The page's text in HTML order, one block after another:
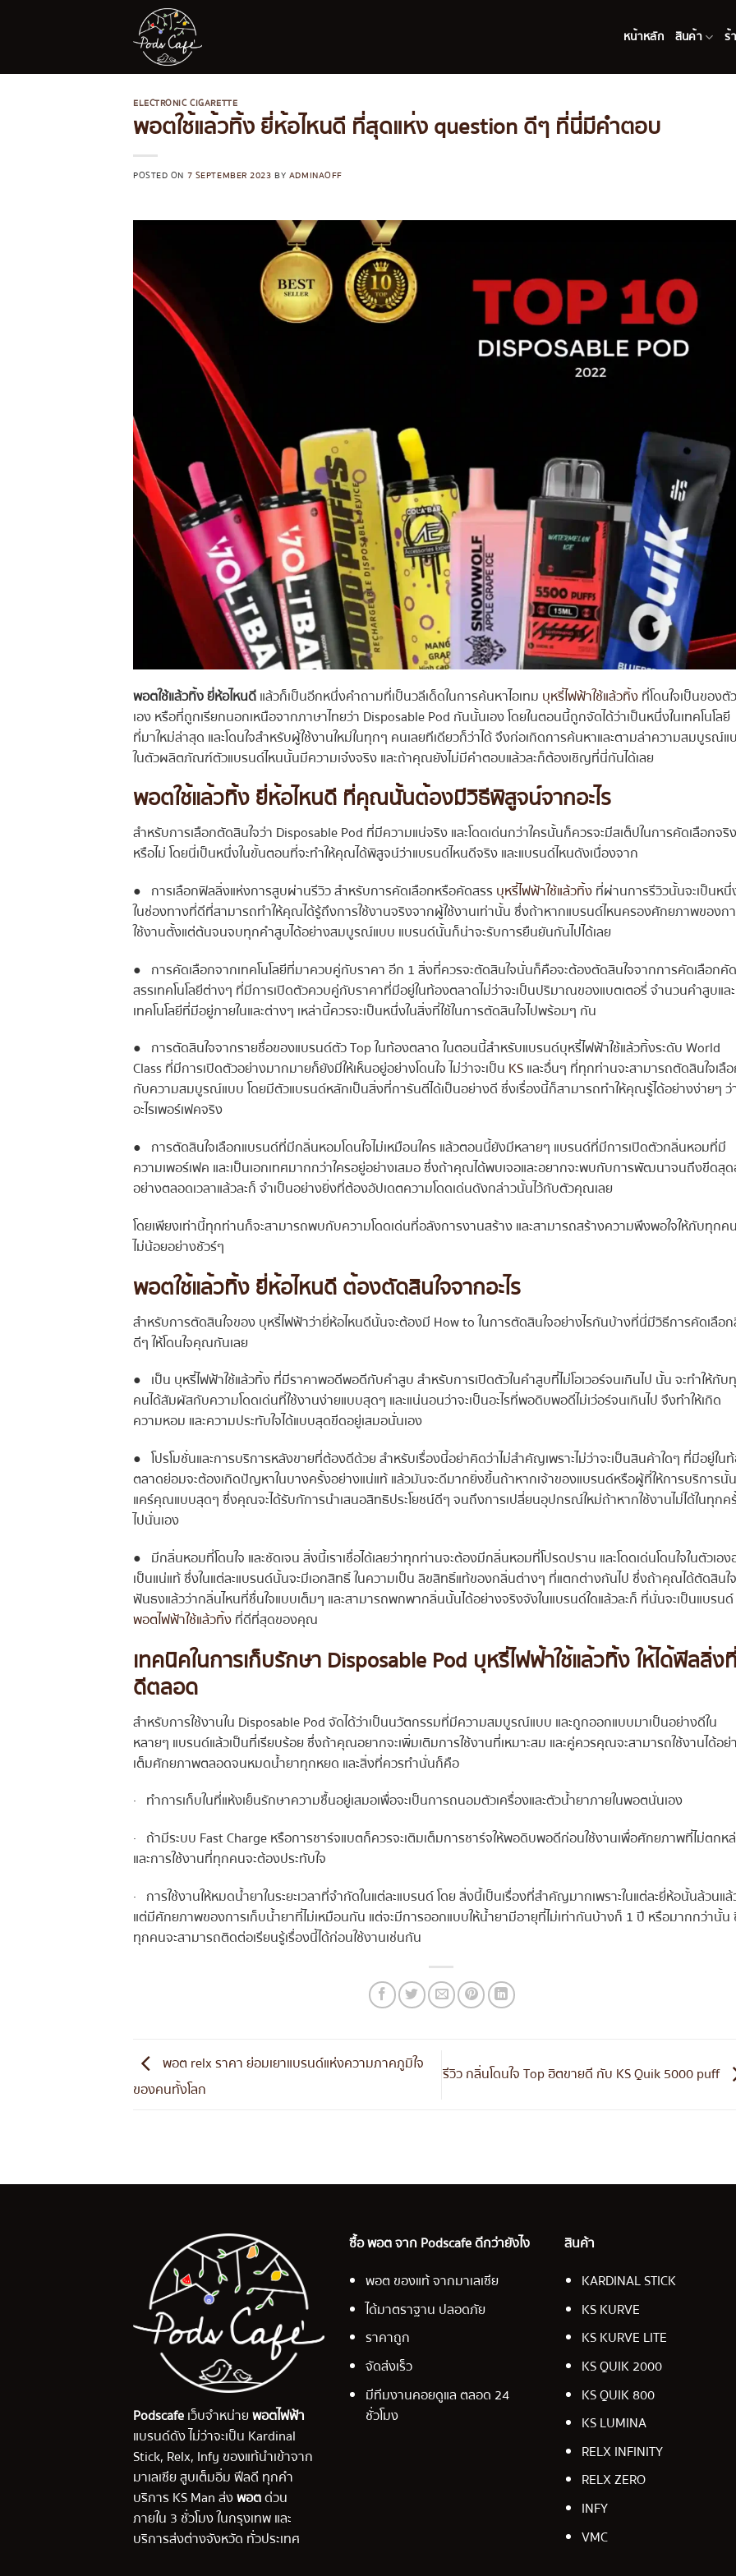
หน้าหลัก สินค้า ร้
ELECTRONIC CIGARETTE
พอตใช้แล้วทิ้ง ยี่ห้อไหนดี ที่สุดแห่ง question ดีๆ ที่นี่มีคำตอบ
POSTED ON 7 SEPTEMBER 2023 BY ADMINAOFF
พอตใช้แล้วทิ้ง ยี่ห้อไหนดีแล้วก็เป็นอีกหนึ่งคำถามที่เป็นวลีเด็ดในการค้นหาไอเทม บุหรี่ไฟฟ้าใช้แล้วทิ้งที่โดนใจเป็นของตัว
เอง หรือที่ถูกเรียกนอกเหนือจากภาษาไทยว่า Disposable Pod กันนั้นเอง โดยในตอนนี้ถูกจัดได้ว่าเป็นหนึ่งในเทคโนโลยี
ที่มาใหม่ล่าสุด และโดนใจสำหรับผู้ใช้งานใหม่ในทุกๆ คนเลยทีเดียวก็ว่าได้ จึงก่อเกิดการค้นหาและตามล่าความสมบูรณ์แ
ในตัวผลิตภัณฑ์ตัวแบรนด์ไหนนั้นมีความเจ๋งจริง และถ้าคุณยังไม่มีคำตอบแล้วละก็ต้องเชิญที่นี่กันได้เลย
พอตใช้แล้วทิ้ง ยี่ห้อไหนดี ที่คุณนั้นต้องมีวิธีพิสูจน์จากอะไร
สำหรับการเลือกตัดสินใจว่า Disposable Pod ที่มีความแน่จริง และโดดเด่นกว่าใครนั้นก็ควรจะมีสเต็ปในการคัดเลือกจริง
หรือไม่ โดยนี่เป็นหนึ่งในขั้นตอนที่จะทำให้คุณได้พิสูจน์ว่าแบรนด์ไหนดีจริง และแบรนด์ไหนดังเนื่องจาก
● การเลือกฟิลลิ่งแห่งการสูบผ่านรีวิว สำหรับการคัดเลือกหรือคัดสรร บุหรี่ไฟฟ้าใช้แล้วทิ้งที่ผ่านการรีวิวนั้นจะเป็นหนึ่
ในช่องทางที่ดีที่สามารถทำให้คุณได้รู้ถึงการใช้งานจริงจากผู้ใช้งานเท่านั้น ซึ่งถ้าหากแบรนด์ไหนครองศักยภาพของก
ใช้งานตั้งแต่ต้นจนจบทุกคำสูบได้อย่างสมบูรณ์แบบ แบรนด์นั้นก็น่าจะรับการยืนยันกันไปได้เลย
● การคัดเลือกจากเทคโนโลยีที่มาควบคู่กับราคา อีก 1 สิ่งที่ควรจะตัดสินใจนั่นก็คือจะต้องตัดสินใจจากการคัดเลือกคัด
สรรเทคโนโลยีต่างๆ ที่มีการเปิดตัวควบคู่กับราคาที่มีอยู่ในท้องตลาดไม่ว่าจะเป็นปริมาณของแบตเตอรี่ จำนวนคำสูบและ
เทคโนโลยีที่มีอยู่ภายในและต่างๆ เหล่านี้ควรจะเป็นหนึ่งในสิ่งที่ใช้ในการตัดสินใจไปพร้อมๆ กัน
● การตัดสินใจจากรายชื่อของแบรนด์ตัว Top ในท้องตลาด ในตอนนี้สำหรับแบรนด์บุหรี่ไฟฟ้าใช้แล้วทิ้งระดับ World
Class ที่มีการเปิดตัวอย่างมากมายก็ยังมีให้เห็นอยู่อย่างโดนใจ ไม่ว่าจะเป็น KSและอื่นๆ ที่ทุกท่านจะสามารถตัดสินใจเลื
กับความสมบูรณ์แบบ โดยมีตัวแบรนด์หลักเป็นสิ่งที่การันตีได้เป็นอย่างดี ซึ่งเรื่องนี้ก็สามารถทำให้คุณรู้ได้อย่างง่ายๆ ว่
อะไรเพอร์เฟคจริง
● การตัดสินใจเลือกแบรนด์ที่มีกลิ่นหอมโดนใจไม่เหมือนใคร แล้วตอนนี้ยังมีหลายๆ แบรนด์ที่มีการเปิดตัวกลิ่นหอมที่มี
ความเพอร์เฟค และเป็นเอกเทศมากกว่าใครอยู่อย่างเสมอ ซึ่งถ้าคุณได้พบเจอและอยากจะพบกับการพัฒนาจนถึงขีดสุ
อย่างตลอดเวลาแล้วละก็ จำเป็นอย่างยิ่งที่ต้องอัปเดตความโดดเด่นดังกล่าวนั้นไว้กับตัวคุณเลย
โดยเพียงเท่านี้ทุกท่านก็จะสามารถพบกับความโดดเด่นที่อลังการงานสร้าง และสามารถสร้างความพึงพอใจให้กับทุกค
ไม่น้อยอย่างชัวร์ๆ
พอตใช้แล้วทิ้ง ยี่ห้อไหนดี ต้องตัดสินใจจากอะไร
สำหรับการตัดสินใจของ บุหรี่ไฟฟ้าว่ายี่ห้อไหนดีนั้นจะต้องมี How to ในการตัดสินใจอย่างไรกันบ้างที่นี่มีวิธีการคัดเลือ
ดีๆ ให้โดนใจคุณกันเลย
● เป็น บุหรี่ไฟฟ้าใช้แล้วทิ้ง ที่มีราคาพอดีพอดีกับคำสูบ สำหรับการเปิดตัวในคำสูบที่ไม่โอเวอร์จนเกินไป นั้น จะทำให้กับ
คนได้สัมผัสกับความโดดเด่นที่ใช้งานง่ายแบบสุดๆ และแน่นอนว่าจะเป็นอะไรที่พอดิบพอดีไม่เว่อร์จนเกินไป จึงทำให้เกิด
ความหอม และความประทับใจได้แบบสุดขีดอยู่เสมอนั่นเอง
● โปรโมชั่นและการบริการหลังขายที่ต้องดีด้วย สำหรับเรื่องนี้อย่าคิดว่าไม่สำคัญเพราะไม่ว่าจะเป็นสินค้าใดๆ ที่มีอยู่ใน
ตลาดย่อมจะต้องเกิดปัญหาในบางครั้งอย่างแน่แท้ แล้วมันจะดีมากยิ่งขึ้นถ้าหากเจ้าของแบรนด์หรือผู้ที่ให้การบริการนั้น
แคร์คุณแบบสุดๆ ซึ่งคุณจะได้รับกัการนำเสนอสิทธิประโยชน์ดีๆ จนถึงการเปลี่ยนอุปกรณ์ใหม่ถ้าหากใช้งานไม่ได้ในทุกค
ไปนั่นเอง
● มีกลิ่นหอมที่โดนใจ และชัดเจน สิ่งนี้เราเชื่อได้เลยว่าทุกท่านจะต้องมีกลิ่นหอมที่โปรดปราน และโดดเด่นโดนใจในตัวเอง
เป็นแน่แท้ ซึ่งในแต่ละแบรนด์นั้นจะมีเอกสิทธิ์ ในความเป็น ลิขสิทธิ์แท้ของกลิ่นต่างๆ ที่แตกต่างกันไป ซึ่งถ้าคุณได้ตัดสินใจ
ฟันธงแล้วว่ากลิ่นไหนที่ชื่นใจแบบเต็มๆ และสามารถพกพากลิ่นนั้นได้อย่างจริงจังในแบรนด์ใดแล้วละก็ ที่นั่นจะเป็นแบรนด์
พอตไฟฟ้าใช้แล้วทิ้งที่ดีที่สุดของคุณ
เทคนิคในการเก็บรักษา Disposable Pod บุหรี่ไฟฟ้าใช้แล้วทิ้ง ให้ได้ฟิลลิ่ง
ดีตลอด
สำหรับการใช้งานใน Disposable Pod จัดได้ว่าเป็นนวัตกรรมที่มีความสมบูรณ์แบบ และถูกออกแบบมาเป็นอย่างดีใน
หลายๆ แบรนด์แล้วเป็นที่เรียบร้อย ซึ่งถ้าคุณอยากจะเพิ่มเติมการใช้งานที่เหมาะสม และคู่ควรคุณจะสามารถใช้งานได้อย่
เต็มศักยภาพตลอดจนหมดน้ำยาทุกหยด และสิ่งที่ควรทำนั่นก็คือ
· ทำการเก็บในที่แห้งเย็นรักษาความชื้นอยู่เสมอเพื่อจะเป็นการถนอมตัวเครื่องและตัวน้ำยาภายในพอตนั่นเอง
· ถ้ามีระบบ Fast Charge หรือการชาร์จแบตก็ควรจะเติมเต็มการชาร์จให้พอดิบพอดีก่อนใช้งานเพื่อศักยภาพที่ไม่ตกห
และการใช้งานที่ทุกคนจะต้องประทับใจ
· การใช้งานให้หมดน้ำยาในระยะเวลาที่จำกัดในแต่ละแบรนด์ โดย สิ่งนี้เป็นเรื่องที่สำคัญมากเพราะในแต่ละยี่ห้อนั้นล้วนแ
แต่มีศักยภาพของการเก็บน้ำยาที่ไม่เหมือนกัน แต่จะมีการออกแบบให้น้ำยามีอายุที่ไม่เท่ากันบ้างก็ 1 ปี หรือมากกว่านั้น
ทุกคนจะสามารถติดต่อเรียนรู้เรื่องนี้ได้ก่อนใช้งานเช่นกัน
พอต relx ราคา ย่อมเยาแบรนด์แห่งความภาคภูมิใจ
ของคนทั้งโลก
รีวิว กลิ่นโดนใจ Top ฮิตขายดี กับ KS Quik 5000 puff
Podscafeเว็บจำหน่ายพอตไฟฟ้า
แบรนด์ดัง ไม่ว่าจะเป็น Kardinal
Stick, Relx, Infy ของแท้นำเข้าจาก
มาเลเซีย สูบเต็มอิ่ม ฟีลดี ทุกคำ
บริการ KS Man ส่งพอตด่วน
ภายใน 3 ชั่วโมง ในกรุงเทพ และ
บริการส่งต่างจังหวัด ทั่วประเทศ
ซื้อ พอต จาก Podscafe ดีกว่ายังไง
พอต ของแท้ จากมาเลเซีย
ได้มาตราฐาน ปลอดภัย
ราคาถูก
จัดส่งเร็ว
มีทีมงานคอยดูแล ตลอด 24
ชั่วโมง
สินค้า
KARDINAL STICK
KS KURVE
KS KURVE LITE
KS QUIK 2000
KS QUIK 800
KS LUMINA
RELX INFINITY
RELX ZERO
INFY
VMC